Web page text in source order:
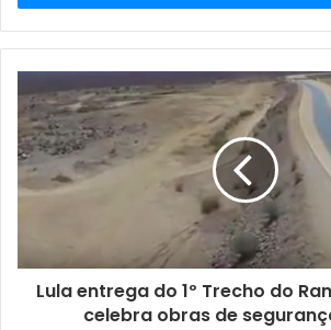
de
email
Lula entrega do 1º Trecho do
celebra obras de